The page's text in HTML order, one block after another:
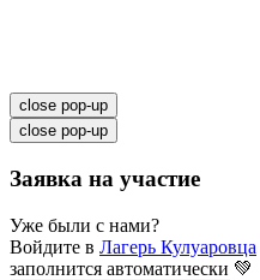
close pop-up
close pop-up
Заявка на участие
Уже были с нами?
Войдите в Лагерь Кулуаровца
заполнится автоматически 💚